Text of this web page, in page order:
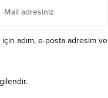
için adım, e-posta adresim ve